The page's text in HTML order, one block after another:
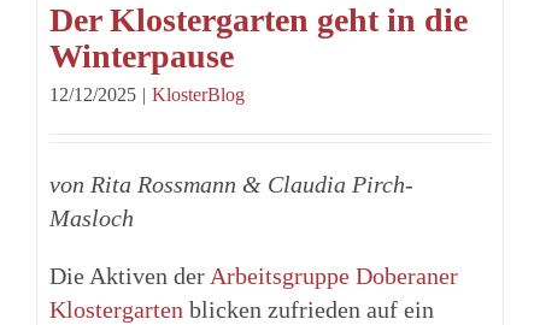
Der Klostergarten geht in die
Winterpause
12/12/2025 | KlosterBlog
von Rita Rossmann & Claudia Pirch-
Masloch
Die Aktiven der Arbeitsgruppe Doberaner
Klostergarten blicken zufrieden auf ein